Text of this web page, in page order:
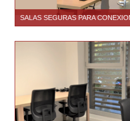
SALAS SEGURAS PARA